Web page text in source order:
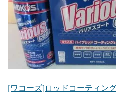
[ワコーズ]ロッドコーティン